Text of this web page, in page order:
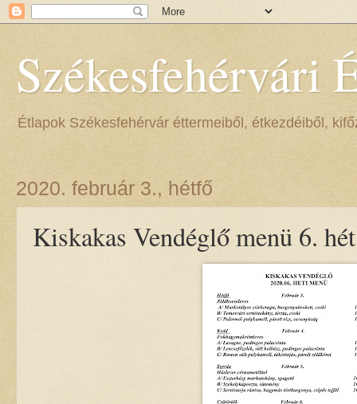
Székesfehérvári
Étlapok Székesfehérvár éttermeiből, étkezdéiből,
2020. február 3., hétfő
Kiskakas Vendéglő menü 6. hét